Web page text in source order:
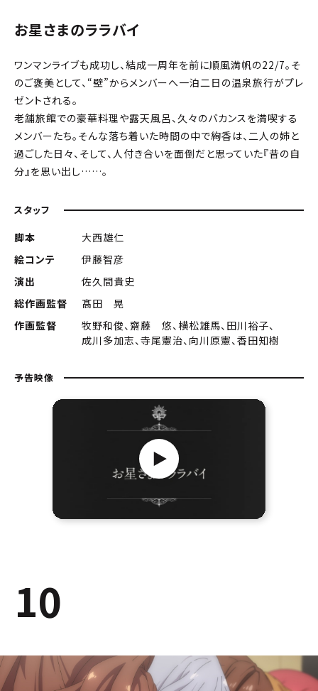
お星さまのララバイ
ワンマンライブも成功し、結成一周年を前に順風満帆の22/7。そ
のご褒美として、“壁”からメンバーへ一泊二日の温泉旅行がプレ
ゼントされる。
老舗旅館での豪華料理や露天風呂、久々のバカンスを満喫する
メンバーたち。そんな落ち着いた時間の中で絢香は、二人の姉と
過ごした日々、そして、人付き合いを面倒だと思っていた『昔の自
分』を思い出し……。
スタッフ
脚本
大西雄仁
絵コンテ
伊藤智彦
演出
佐久間貴史
総作画監督
髙田 晃
作画監督
牧野和俊、齋藤 悠、横松雄馬、田川裕子、
成川多加志、寺尾憲治、向川原憲、香田知樹
予告映像
10